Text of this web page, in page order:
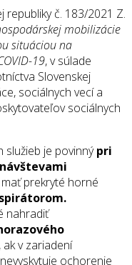
republiky č. 183/2021 Z.
mobilizácie
situáciou na
19, v súlade
Slovenskej
sociálnych vecí a
sociálnych
služieb je povinnýpri
prekryté horné
nahradiť
ak v zariadení
ochorenie